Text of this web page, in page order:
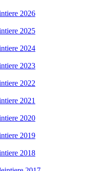
2026
2025
2024
2023
2022
2021
2020
2019
2018